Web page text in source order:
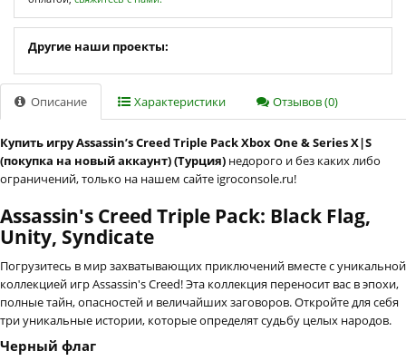
Другие наши проекты:
Описание Характеристики Отзывов (0)
Купить игру Assassin’s Creed Triple Pack Xbox One & Series X|S
(покупка на новый аккаунт) (Турция) недорого и без каких либо
ограничений, только на нашем сайте igroconsole.ru!
Assassin's Creed Triple Pack: Black Flag,
Unity, Syndicate
Погрузитесь в мир захватывающих приключений вместе с уникальной
коллекцией игр Assassin's Creed! Эта коллекция переносит вас в эпохи,
полные тайн, опасностей и величайших заговоров. Откройте для себя
три уникальные истории, которые определят судьбу целых народов.
Черный флаг